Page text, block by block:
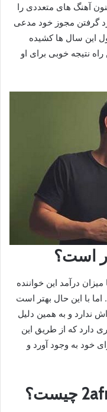
آهنگ‌ های متعددی را
گرفتن مجوز خود مدعی
این سال‌ ها کشیده
نتیجه خوبی برای او
درآمد این خواننده
با این حال بهتر است
ندارد و به همین دلیل
دارد که از طریق این
خود به وجود آورد و